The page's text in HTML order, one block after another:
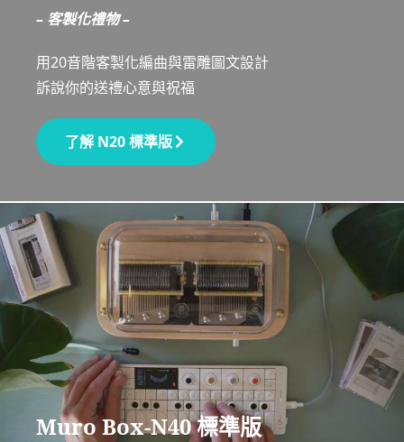
– 客製化禮物 –
用20音階客製化編曲與雷雕圖文設計
訴說你的送禮心意與祝福
了解 N20 標準版
Muro Box-N40 標準版